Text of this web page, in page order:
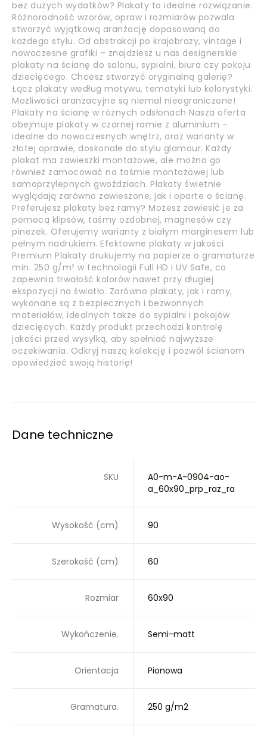
bez dużych wydatków? Plakaty to idealne rozwiązanie.
Różnorodność wzorów, opraw i rozmiarów pozwala
stworzyć wyjątkową aranżację dopasowaną do
każdego stylu. Od abstrakcji po krajobrazy, vintage i
nowoczesne grafiki – znajdziesz u nas designerskie
plakaty na ścianę do salonu, sypialni, biura czy pokoju
dziecięcego. Chcesz stworzyć oryginalną galerię?
Łącz plakaty według motywu, tematyki lub kolorystyki.
Możliwości aranżacyjne są niemal nieograniczone!
Plakaty na ścianę w różnych odsłonach Nasza oferta
obejmuje plakaty w czarnej ramie z aluminium –
idealne do nowoczesnych wnętrz, oraz warianty w
złotej oprawie, doskonałe do stylu glamour. Każdy
plakat ma zawieszki montażowe, ale można go
również zamocować na taśmie montażowej lub
samoprzylepnych gwoździach. Plakaty świetnie
wyglądają zarówno zawieszone, jak i oparte o ścianę.
Preferujesz plakaty bez ramy? Możesz zawiesić je za
pomocą klipsów, taśmy ozdobnej, magnesów czy
pinezek. Oferujemy warianty z białym marginesem lub
pełnym nadrukiem. Efektowne plakaty w jakości
Premium Plakaty drukujemy na papierze o gramaturze
min. 250 g/m² w technologii Full HD i UV Safe, co
zapewnia trwałość kolorów nawet przy długiej
ekspozycji na światło. Zarówno plakaty, jak i ramy,
wykonane są z bezpiecznych i bezwonnych
materiałów, idealnych także do sypialni i pokojów
dziecięcych. Każdy produkt przechodzi kontrolę
jakości przed wysyłką, aby spełniać najwyższe
oczekiwania. Odkryj naszą kolekcję i pozwól ścianom
opowiedzieć swoją historię!
Dane techniczne
SKU
A0-m-A-0904-ao-
a_60x90_prp_raz_ra
Wysokość (cm) 90
Szerokość (cm) 60
Rozmiar 60x90
Wykończenie. Semi-matt
Orientacja Pionowa
Gramatura. 250 g/m2